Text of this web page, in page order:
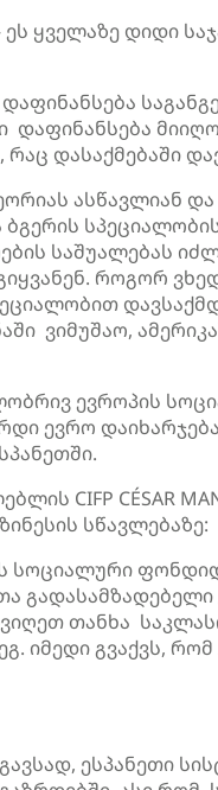
ყველაზე დიდი
დასაქმებაში
ასწავლიან და
საშუალებას
როგორ
ვიმუშაო,
ევროპის
ევრო
CIFP CÉSAR
სწავლებაზე:
სოციალური
გადასამზადებელი
თანხა
იმედი გვაქვს,
ესპანეთი